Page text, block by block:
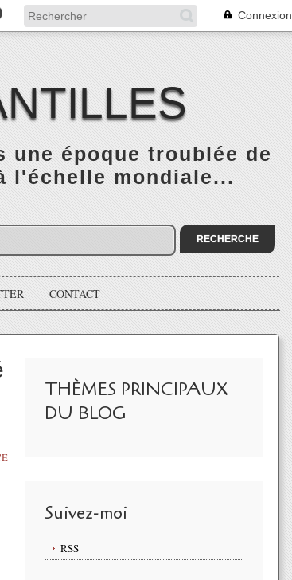
Connexion
époque troublée de
l'échelle mondiale...
CONTACT
THÈMES PRINCIPAUX
DU BLOG
Suivez-moi
RSS